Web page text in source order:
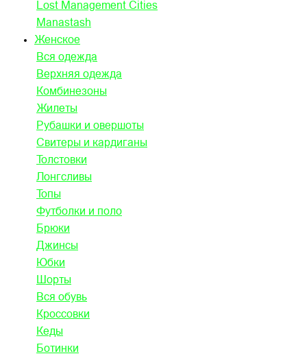
Lost Management Cities
Manastash
Женское
Вся одежда
Верхняя одежда
Комбинезоны
Жилеты
Рубашки и овершоты
Свитеры и кардиганы
Толстовки
Лонгсливы
Топы
Футболки и поло
Брюки
Джинсы
Юбки
Шорты
Вся обувь
Кроссовки
Кеды
Ботинки